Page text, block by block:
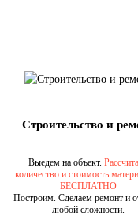
Строительство и
Выедем на объект.
количество и стоимость
БЕСПЛАТНО
Построим. Сделаем ремонт и
любой сложности.